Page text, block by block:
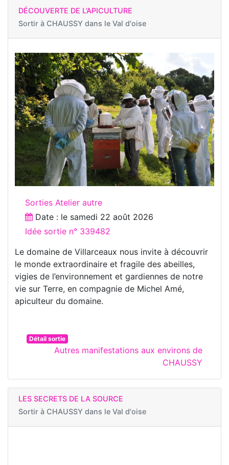
DÉCOUVERTE DE L’APICULTURE
Sortir à CHAUSSY dans le Val d'oise
Sorties Atelier autre
Date : le samedi 22 août 2026
Idée sortie n° 339482
Le domaine de Villarceaux nous invite à découvrir
le monde extraordinaire et fragile des abeilles,
vigies de l’environnement et gardiennes de notre
vie sur Terre, en compagnie de Michel Amé,
apiculteur du domaine.
Détail sortie
Autres manifestations aux environs de
CHAUSSY
LES SECRETS DE LA SOURCE
Sortir à CHAUSSY dans le Val d'oise